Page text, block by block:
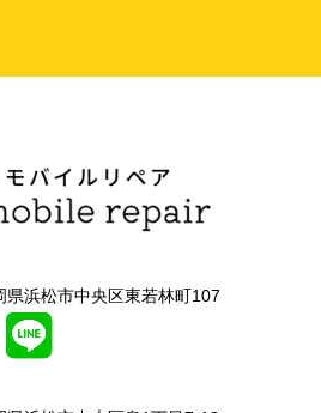
県浜松市中央区東若林町107